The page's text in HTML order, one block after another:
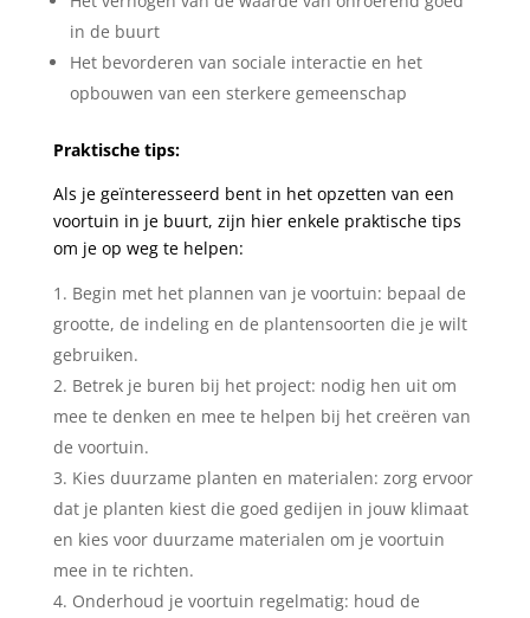
in de buurt
Het bevorderen van sociale interactie en het
opbouwen van een sterkere gemeenschap
Praktische tips:
Als je geïnteresseerd bent in het opzetten van een
voortuin in je buurt, zijn hier enkele praktische tips
om je op weg te helpen:
Begin met het plannen van je voortuin: bepaal de
grootte, de indeling en de plantensoorten die je wilt
gebruiken.
Betrek je buren bij het project: nodig hen uit om
mee te denken en mee te helpen bij het creëren van
de voortuin.
Kies duurzame planten en materialen: zorg ervoor
dat je planten kiest die goed gedijen in jouw klimaat
en kies voor duurzame materialen om je voortuin
mee in te richten.
Onderhoud je voortuin regelmatig: houd de